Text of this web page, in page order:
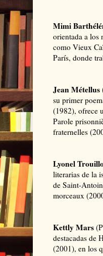
Mimi
orientada a los
como Vieux
París, donde
Jean Métellus
su primer
(1982), ofrece
Parole
fraternelles
Lyonel
literarias de la
de Saint-
morceaux
Kettly Mars
destacadas de
(2001), en los